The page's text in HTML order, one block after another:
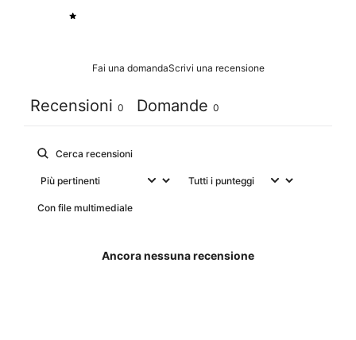
Fai una domandaScrivi una recensione
Recensioni 0 Domande 0
Con file multimediale
Ancora nessuna recensione